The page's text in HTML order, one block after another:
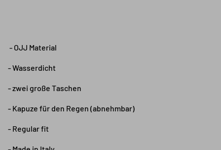
- OJJ Material
- Wasserdicht
- zwei große Taschen
- Kapuze für den Regen (abnehmbar)
- Regular fit